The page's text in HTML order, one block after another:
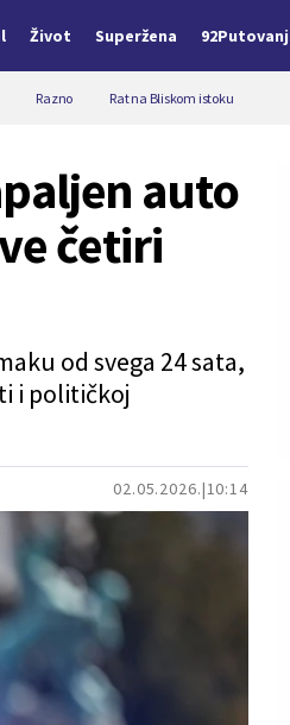
Život Superžena
Razno Rat na Bliskom istoku
02.05.2026. 10:14
auto
četiri
od svega 24 sata,
i političkoj